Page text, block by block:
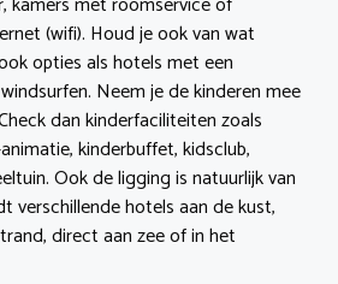
(wifi). Houd je ook van wat
opties als hotels met een
Neem je de kinderen mee
dan kinderfaciliteiten zoals
kinderbuffet, kidsclub,
Ook de ligging is natuurlijk van
verschillende hotels aan de kust,
direct aan zee of in het